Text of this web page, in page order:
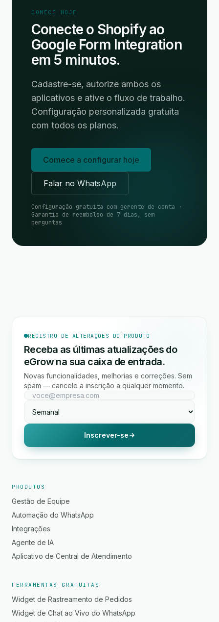
COMECE HOJE
Conecte o Shopify ao
Google Form Integration
em 5 minutos.
Cadastre-se, autorize ambos os
aplicativos e ative o fluxo de trabalho.
Configuração personalizada gratuita
com todos os planos.
Comece a configurar hoje
Falar no WhatsApp
Configuração gratuita com gerente de conta ·
Garantia de reembolso de 7 dias, sem
perguntas
REGISTRO DE ALTERAÇÕES DO PRODUTO
Receba as últimas atualizações do
eGrow na sua caixa de entrada.
Novas funcionalidades, melhorias e correções. Sem
spam — cancele a inscrição a qualquer momento.
Inscrever-se
PRODUTOS
Gestão de Equipe
Automação do WhatsApp
Integrações
Agente de IA
Aplicativo de Central de Atendimento
FERRAMENTAS GRATUITAS
Widget de Rastreamento de Pedidos
Widget de Chat ao Vivo do WhatsApp